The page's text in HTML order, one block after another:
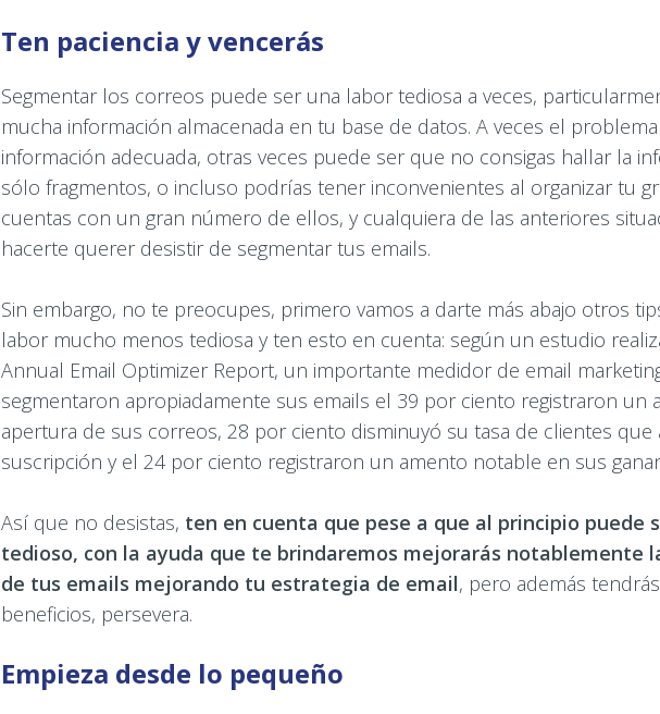
Ten paciencia y vencerás
Segmentar los correos puede ser una labor tediosa a veces,
mucha información almacenada en tu base de datos. A veces el
información adecuada, otras veces puede ser que no consigas hallar la
sólo fragmentos, o incluso podrías tener inconvenientes al organizar tu
cuentas con un gran número de ellos, y cualquiera de las anteriores
hacerte querer desistir de segmentar tus emails.
Sin embargo, no te preocupes, primero vamos a darte más abajo otros
labor mucho menos tediosa y ten esto en cuenta: según un estudio
Annual Email Optimizer Report, un importante medidor de email
segmentaron apropiadamente sus emails el 39 por ciento registraron un
apertura de sus correos, 28 por ciento disminuyó su tasa de clientes que
suscripción y el 24 por ciento registraron un amento notable en sus
Así que no desistas, ten en cuenta que pese a que al principio puede
tedioso, con la ayuda que te brindaremos mejorarás notablemente
de tus emails mejorando tu estrategia de email, pero además
beneficios, persevera.
Empieza desde lo pequeño